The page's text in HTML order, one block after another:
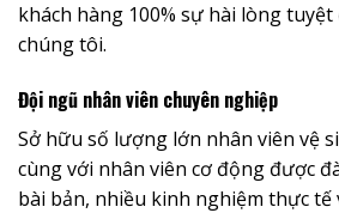
khách hàng 100% sự hài lòng
chúng tôi.
Đội ngũ nhân viên chuyên nghiệp
Sở hữu số lượng lớn nhân viên vệ
cùng với nhân viên cơ động được
bài bản, nhiều kinh nghiệm thực